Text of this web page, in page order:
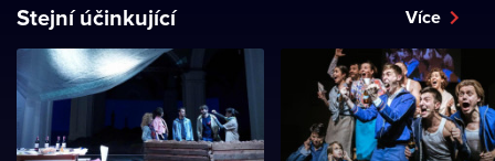
Stejní účinkující Více